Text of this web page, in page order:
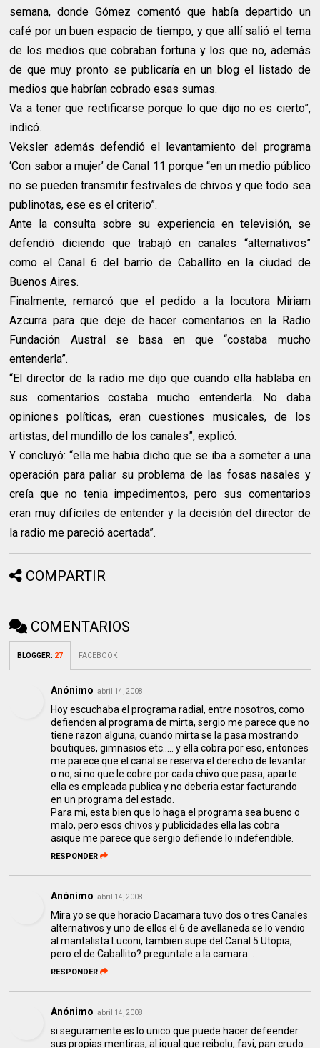
semana, donde Gómez comentó que había departido un
café por un buen espacio de tiempo, y que allí salió el tema
de los medios que cobraban fortuna y los que no, además
de que muy pronto se publicaría en un blog el listado de
medios que habrían cobrado esas sumas.
Va a tener que rectificarse porque lo que dijo no es cierto”,
indicó.
Veksler además defendió el levantamiento del programa
‘Con sabor a mujer’ de Canal 11 porque “en un medio público
no se pueden transmitir festivales de chivos y que todo sea
publinotas, ese es el criterio”.
Ante la consulta sobre su experiencia en televisión, se
defendió diciendo que trabajó en canales “alternativos”
como el Canal 6 del barrio de Caballito en la ciudad de
Buenos Aires.
Finalmente, remarcó que el pedido a la locutora Miriam
Azcurra para que deje de hacer comentarios en la Radio
Fundación Austral se basa en que “costaba mucho
entenderla”.
“El director de la radio me dijo que cuando ella hablaba en
sus comentarios costaba mucho entenderla. No daba
opiniones políticas, eran cuestiones musicales, de los
artistas, del mundillo de los canales”, explicó.
Y concluyó: “ella me habia dicho que se iba a someter a una
operación para paliar su problema de las fosas nasales y
creía que no tenia impedimentos, pero sus comentarios
eran muy difíciles de entender y la decisión del director de
la radio me pareció acertada”.
COMPARTIR
COMENTARIOS
BLOGGER: 27 FACEBOOK
Anónimo abril 14, 2008
Hoy escuchaba el programa radial, entre nosotros, como
defienden al programa de mirta, sergio me parece que no
tiene razon alguna, cuando mirta se la pasa mostrando
boutiques, gimnasios etc..... y ella cobra por eso, entonces
me parece que el canal se reserva el derecho de levantar
o no, si no que le cobre por cada chivo que pasa, aparte
ella es empleada publica y no deberia estar facturando
en un programa del estado.
Para mi, esta bien que lo haga el programa sea bueno o
malo, pero esos chivos y publicidades ella las cobra
asique me parece que sergio defiende lo indefendible.
RESPONDER
Anónimo abril 14, 2008
Mira yo se que horacio Dacamara tuvo dos o tres Canales
alternativos y uno de ellos el 6 de avellaneda se lo vendio
al mantalista Luconi, tambien supe del Canal 5 Utopia,
pero el de Caballito? preguntale a la camara...
RESPONDER
Anónimo abril 14, 2008
si seguramente es lo unico que puede hacer defeender
sus propias mentiras, al igual que reibolu, favi, pan crudo